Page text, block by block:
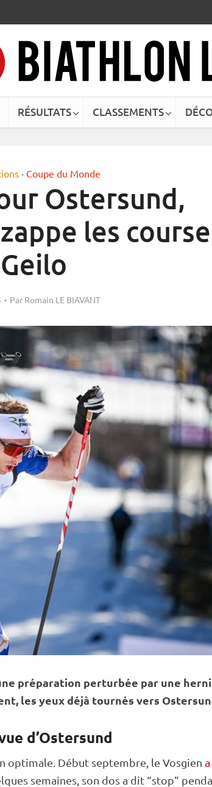
RÉSULTATS CLASSEMENTS
• Coupe du Monde
Ostersund,
les
Par Romain LE BIAVANT
préparation perturbée par une
les yeux déjà tournés vers
d’Ostersund
optimale. Début septembre, le Vosgien
semaines, son dos a dit “stop”